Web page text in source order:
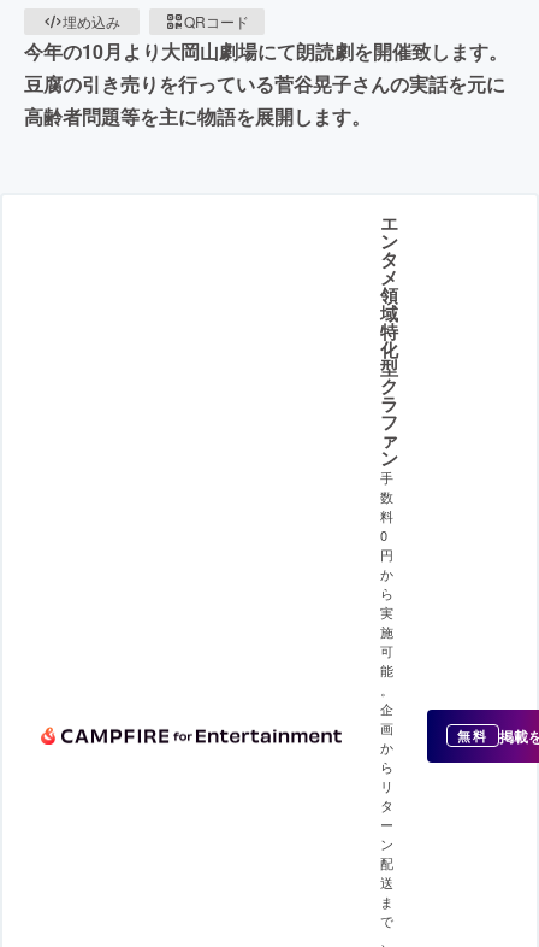
埋め込み
QRコード
今年の10月より大岡山劇場にて朗読劇を開催致します。
豆腐の引き売りを行っている菅谷晃子さんの実話を元に
高齢者問題等を主に物語を展開します。
エ
ン
タ
メ
領
域
特
化
型
ク
ラ
フ
ァ
ン
手
数
料
0
円
か
ら
実
施
可
能
企
画
か
ら
リ
タ
ー
ン
配
送
ま
で
無料 掲載